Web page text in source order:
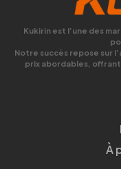
Kukirin est l’une des
Notre succès repose sur
prix abordables, offrant
À